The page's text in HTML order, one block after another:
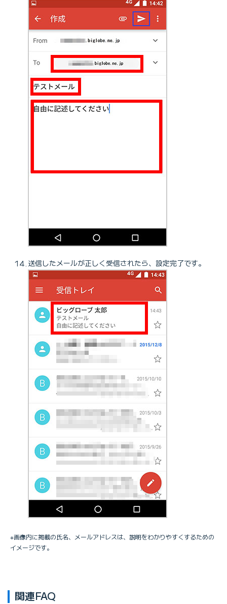
送信したメールが正しく受信されたら、設定完了です。
※画像内に掲載の氏名、メールアドレスは、説明をわかりやすくするための
イメージです。
関連FAQ